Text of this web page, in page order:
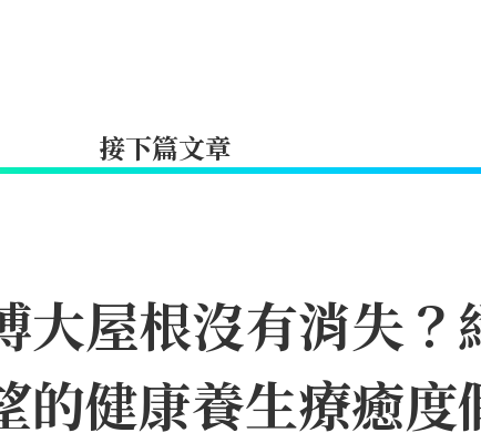
接下篇文章
大屋根沒有消失
的健康養生療癒度